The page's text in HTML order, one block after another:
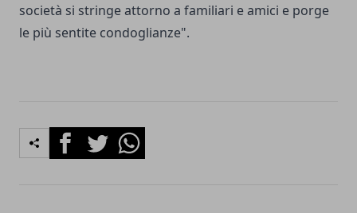
società si stringe attorno a familiari e amici e porge
le più sentite condoglianze".
FacebookTwitterWhatsapp